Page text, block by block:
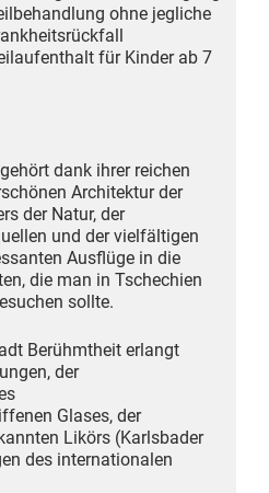
ohne jegliche
für Kinder ab 7
dank ihrer reichen
Architektur der
der Natur, der
und der vielfältigen
Ausflüge in die
die man in Tschechien
sollte.
Berühmtheit erlangt
der
Glases, der
Likörs (Karlsbader
des internationalen